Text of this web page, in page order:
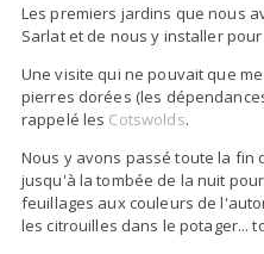
Les premiers jardins que nous
Sarlat et de nous y installer
Une visite qui ne pouvait que
pierres dorées (les
rappelé les Cotswolds.
Nous y avons passé toute la fin
jusqu'à la tombée de la nuit
feuillages aux couleurs de
les citrouilles dans le potager...